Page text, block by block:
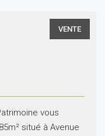
VENTE
vous
situé à Avenue